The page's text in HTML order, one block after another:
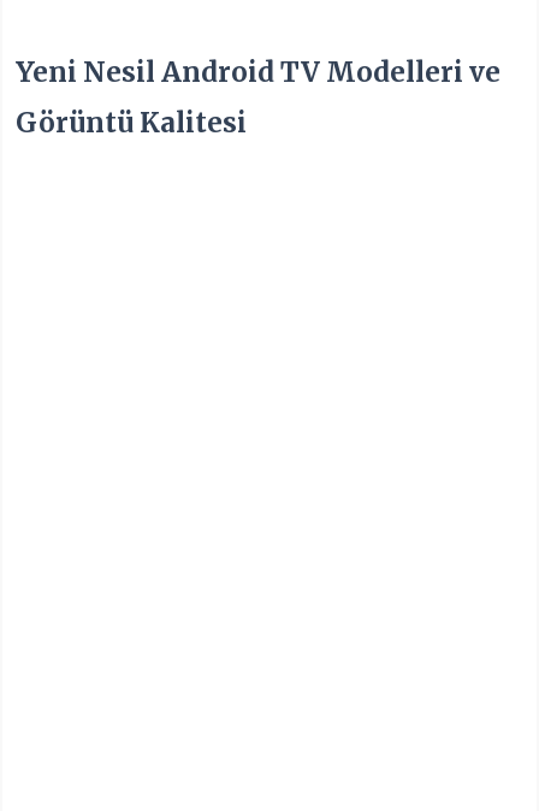
Yeni Nesil Android TV Modelleri ve
Görüntü Kalitesi